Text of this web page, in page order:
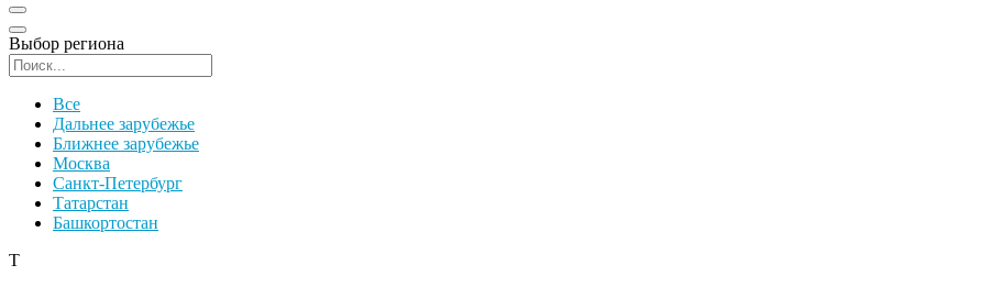
Выбор региона
Все
Дальнее зарубежье
Ближнее зарубежье
Москва
Санкт-Петербург
Татарстан
Башкортостан
Т